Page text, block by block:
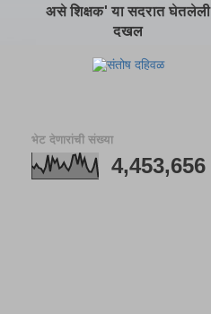
असे शिक्षक' या सदरात घेतलेली
दखल
भेट देणारांची संख्या
4,453,656